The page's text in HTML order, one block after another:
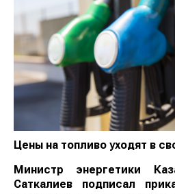
Цены на топливо уходят в
Министр энергетики
Саткалиев подписал